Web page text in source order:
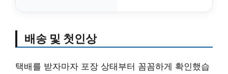
배송 및 첫인상
택배를 받자마자 포장 상태부터 꼼꼼하게 확인했습